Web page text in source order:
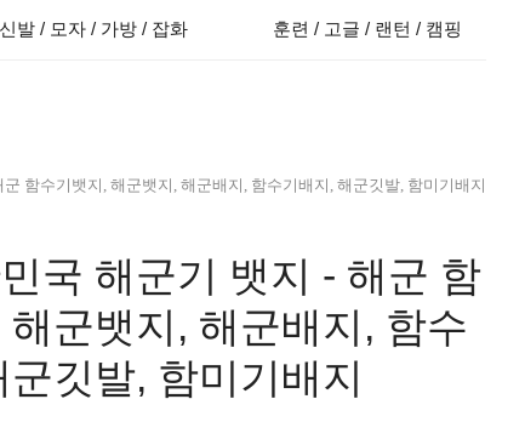
신발 / 모자 / 가방 / 잡화 훈련 / 고글 / 랜턴 / 캠핑
함수기뱃지, 해군뱃지, 해군배지, 함수기배지, 해군깃발, 함미기배지
국 해군기 뱃지 - 해군 함
해군뱃지, 해군배지, 함수
깃발, 함미기배지